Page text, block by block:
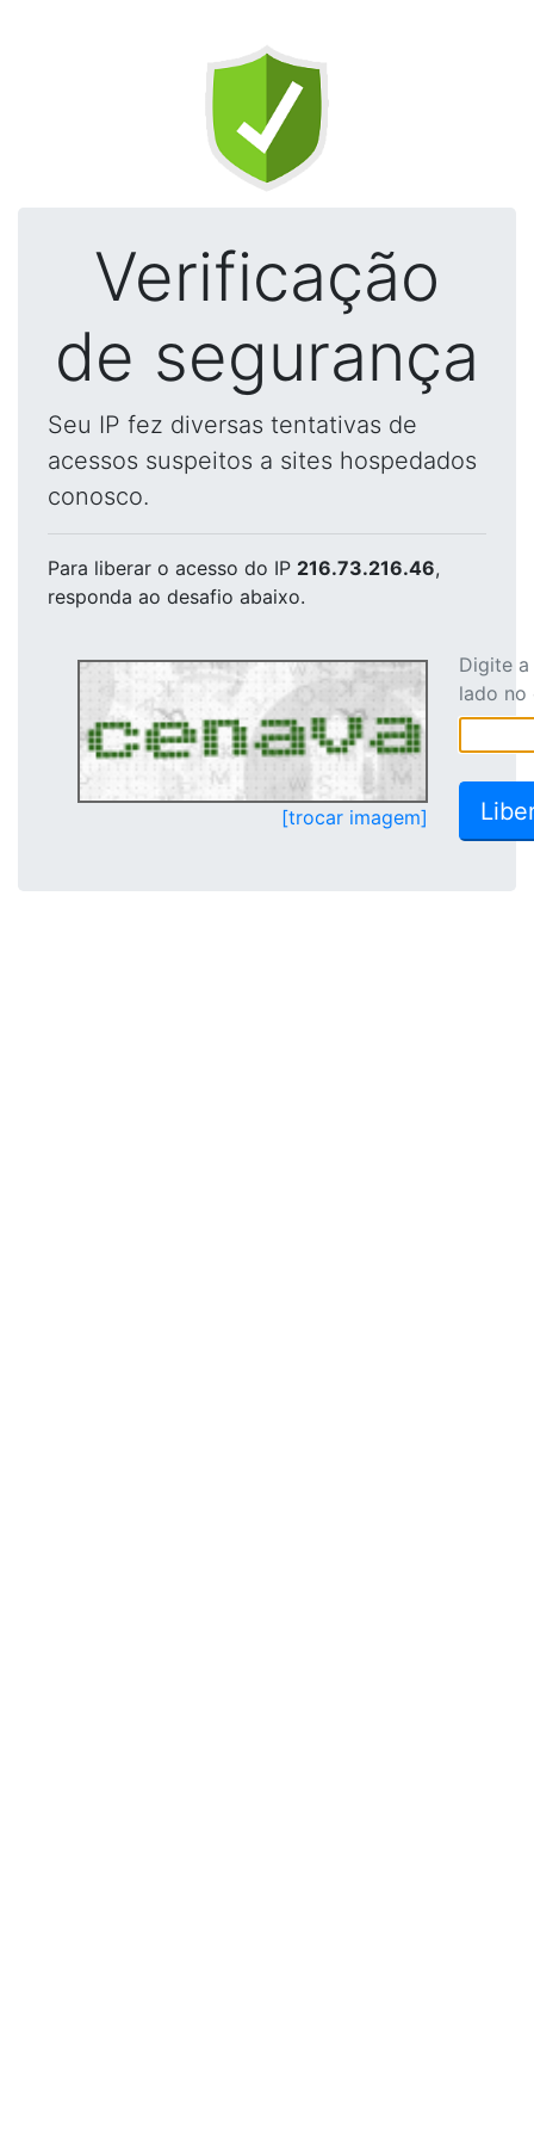
Verificação
de segurança
Seu IP fez diversas tentativas de
acessos suspeitos a sites hospedados
conosco.
Para liberar o acesso do IP 216.73.216.46,
responda ao desafio abaixo.
[trocar imagem]
Digite
lado no